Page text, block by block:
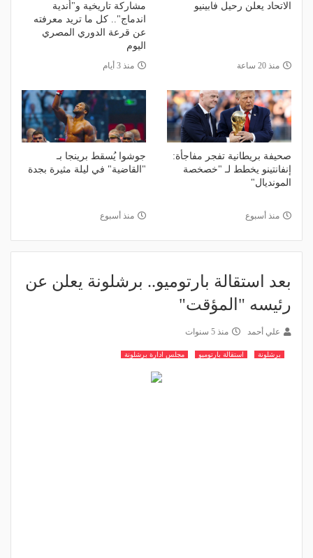
الاتحاد يعلن رحيل فابينيو
منذ 20 ساعة
مشاركة تاريخية و"أندية
اندماج".. كل ما تريد معرفته
عن قرعة الدوري المصري
اليوم
منذ 3 أيام
صحيفة بريطانية تفجر مفاجأة:
إنفانتينو يخطط لـ "خصخصة
المونديال"
منذ أسبوع
جوشوا يُسقط برينجا بـ
"القاضية" في ليلة مثيرة بجدة
منذ أسبوع
بعد استقالة بارتوميو.. برشلونة يعلن عن
رئيسه "المؤقت"
علي أحمد منذ 5 سنوات
برشلونة استقالة بارتوميو مجلس ادارة برشلونة